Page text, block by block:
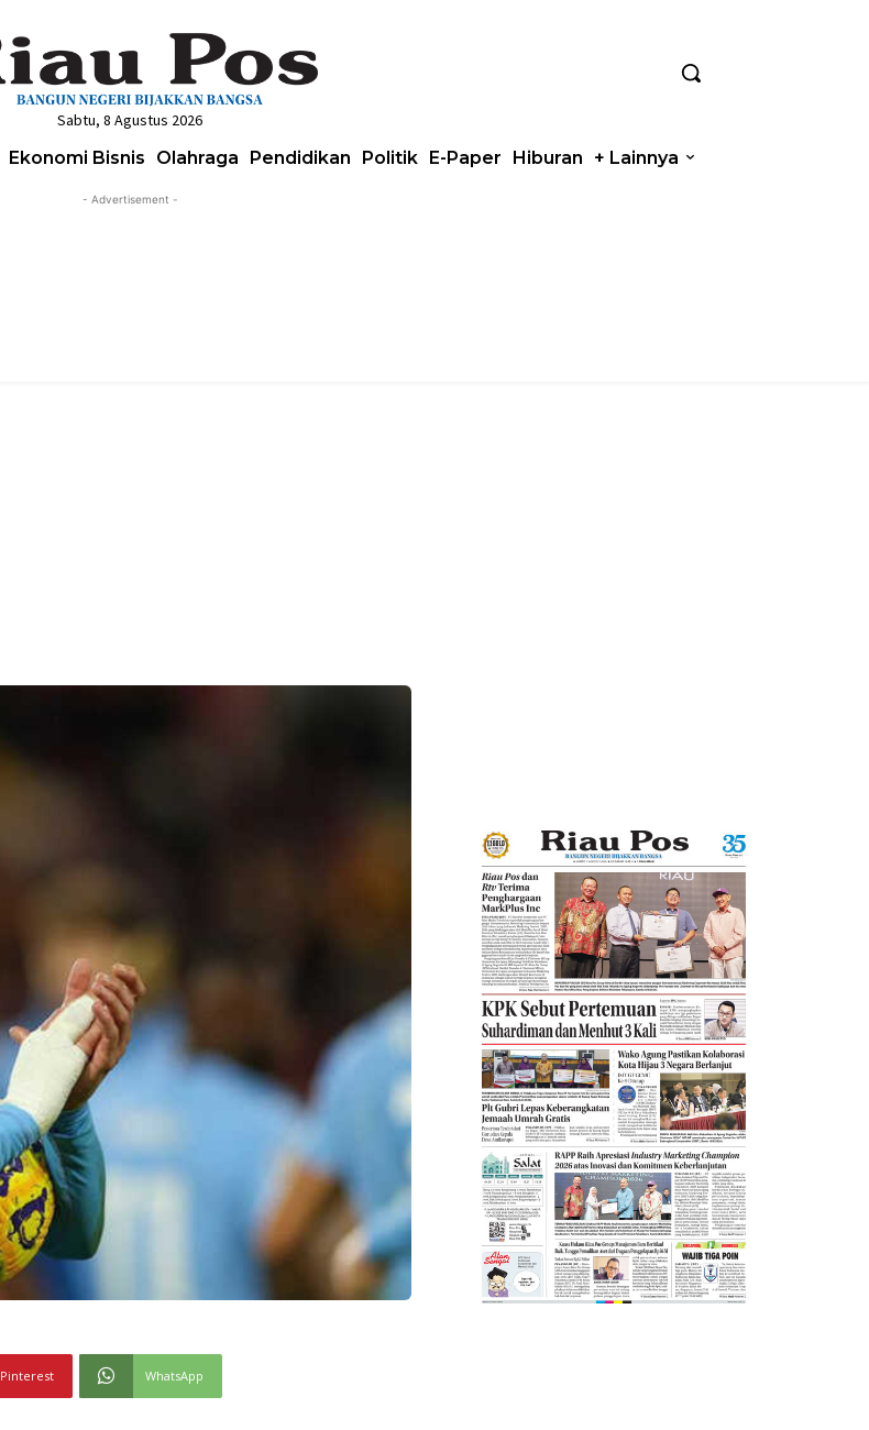
Sabtu, 8 Agustus 2026
Ekonomi Bisnis Olahraga Pendidikan Politik E-Paper Hiburan + Lainnya
- Advertisement -
Pinterest WhatsApp